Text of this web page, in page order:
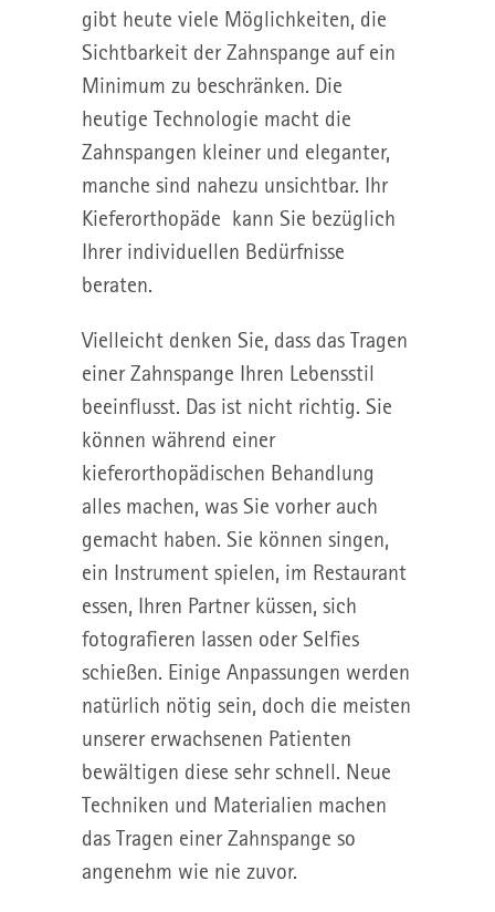
gibt heute viele Möglichkeiten, die
Sichtbarkeit der Zahnspange auf ein
Minimum zu beschränken. Die
heutige Technologie macht die
Zahnspangen kleiner und eleganter,
manche sind nahezu unsichtbar. Ihr
Kieferorthopäde kann Sie bezüglich
Ihrer individuellen Bedürfnisse
beraten.
Vielleicht denken Sie, dass das Tragen
einer Zahnspange Ihren Lebensstil
beeinflusst. Das ist nicht richtig. Sie
können während einer
kieferorthopädischen Behandlung
alles machen, was Sie vorher auch
gemacht haben. Sie können singen,
ein Instrument spielen, im Restaurant
essen, Ihren Partner küssen, sich
fotografieren lassen oder Selfies
schießen. Einige Anpassungen werden
natürlich nötig sein, doch die meisten
unserer erwachsenen Patienten
bewältigen diese sehr schnell. Neue
Techniken und Materialien machen
das Tragen einer Zahnspange so
angenehm wie nie zuvor.